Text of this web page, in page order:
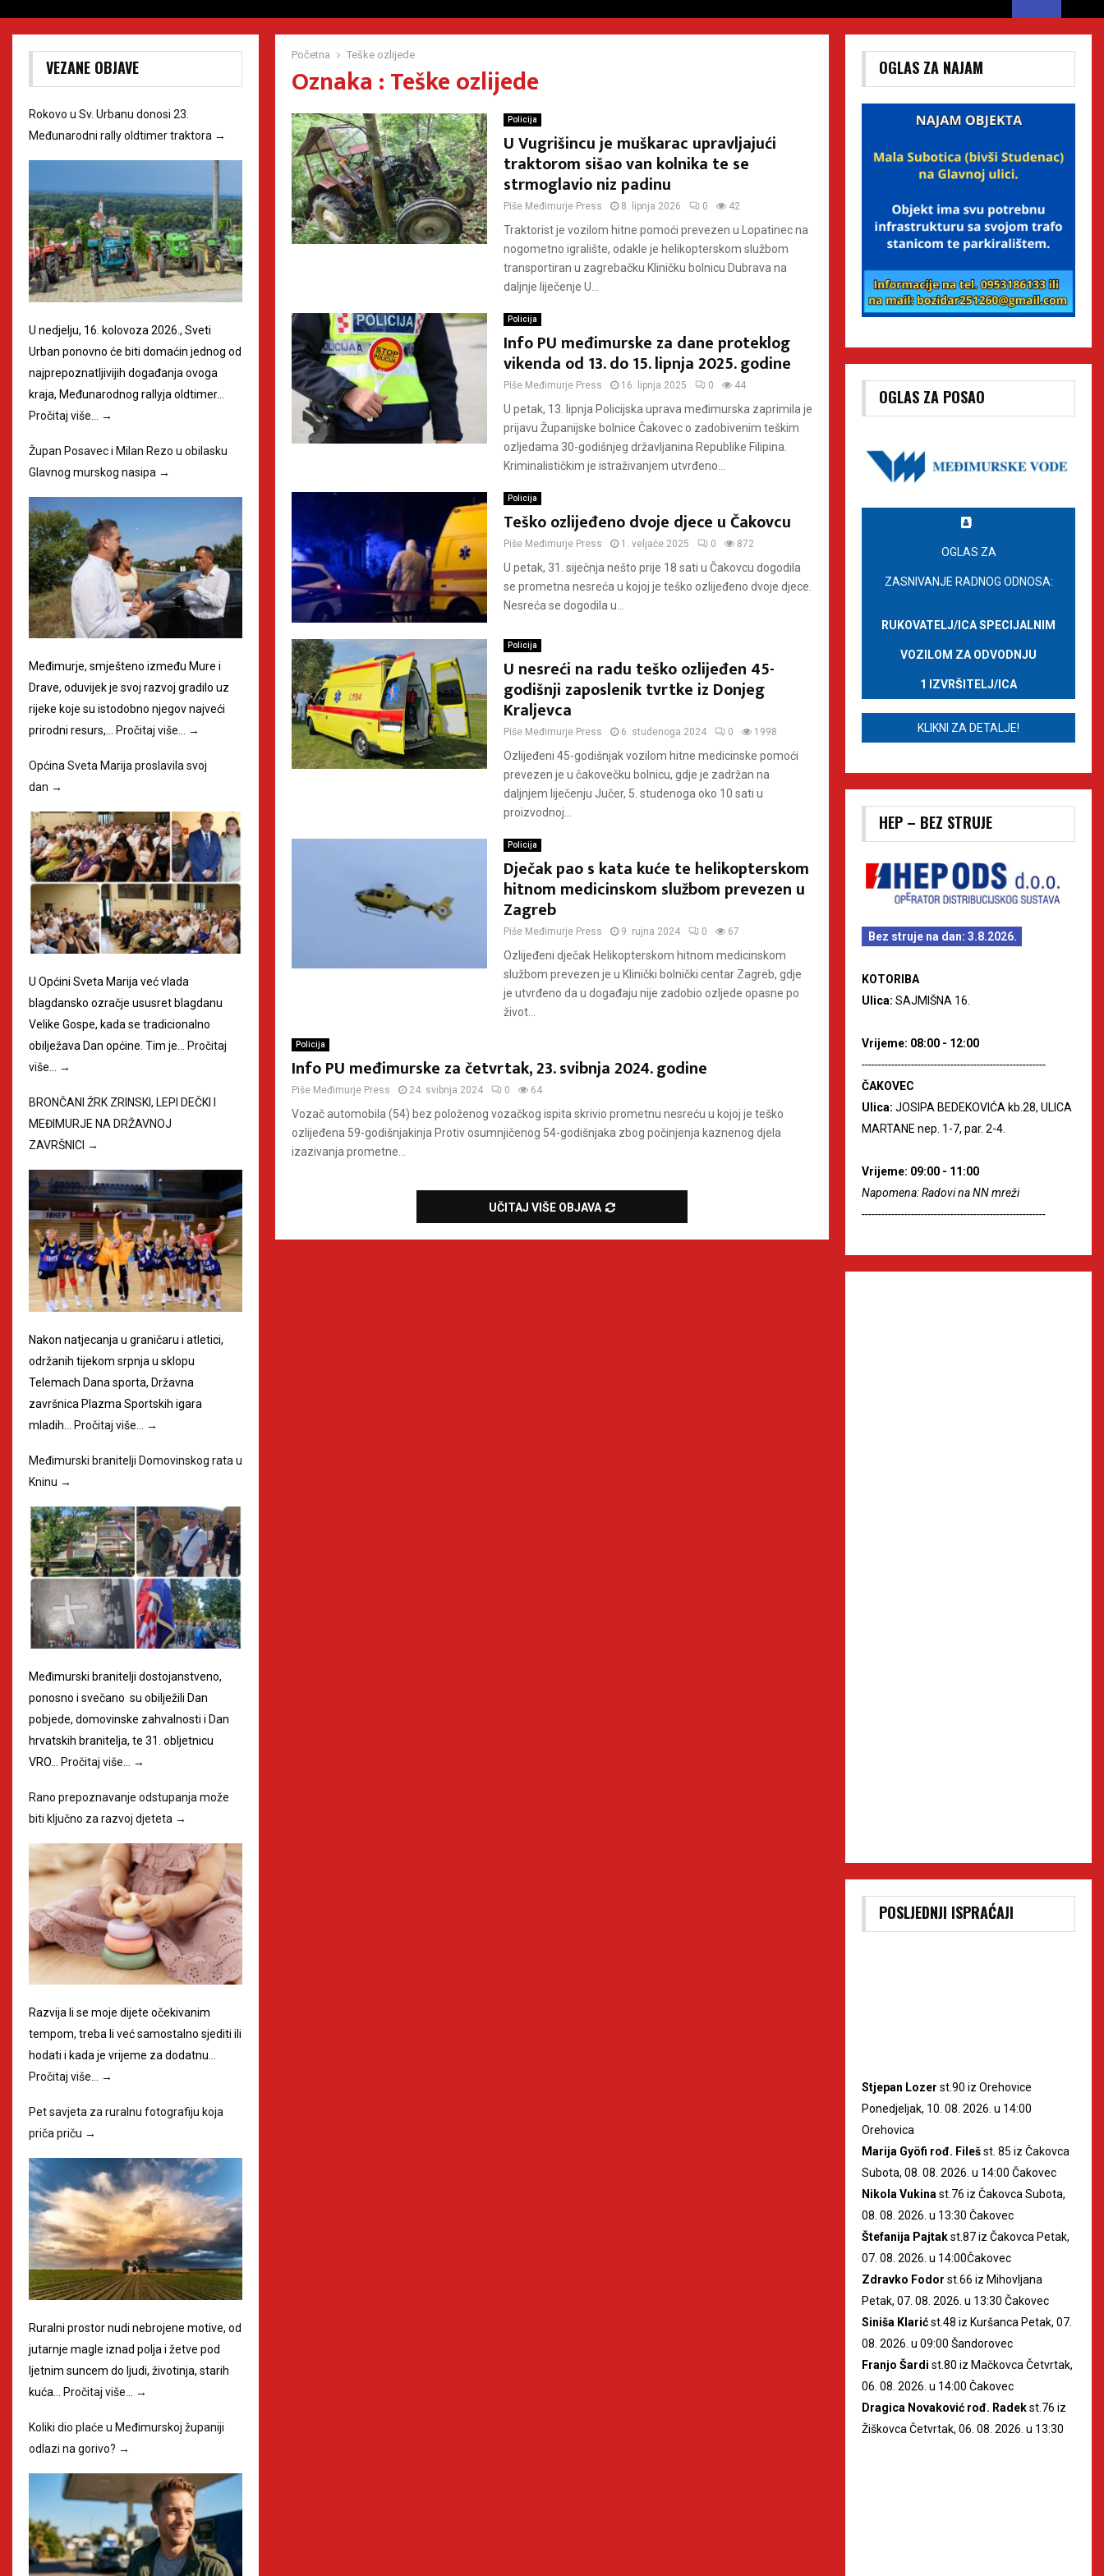
Početna Teške ozlijede
Oznaka : Teške ozlijede
Policija
U Vugrišincu je muškarac upravljajući
traktorom sišao van kolnika te se
strmoglavio niz padinu
Piše Međimurje Press 8. lipnja 2026 0 42
Traktorist je vozilom hitne pomoći prevezen u Lopatinec na
nogometno igralište, odakle je helikopterskom službom
transportiran u zagrebačku Kliničku bolnicu Dubrava na
daljnje liječenje U...
Policija
Info PU međimurske za dane proteklog
vikenda od 13. do 15. lipnja 2025. godine
Piše Međimurje Press 16. lipnja 2025 0 44
U petak, 13. lipnja Policijska uprava međimurska zaprimila je
prijavu Županijske bolnice Čakovec o zadobivenim teškim
ozljedama 30-godišnjeg državljanina Republike Filipina.
Kriminalističkim je istraživanjem utvrđeno...
Policija
Teško ozlijeđeno dvoje djece u Čakovcu
Piše Međimurje Press 1. veljače 2025 0 872
U petak, 31. siječnja nešto prije 18 sati u Čakovcu dogodila
se prometna nesreća u kojoj je teško ozlijeđeno dvoje djece.
Nesreća se dogodila u...
Policija
U nesreći na radu teško ozlijeđen 45-
godišnji zaposlenik tvrtke iz Donjeg
Kraljevca
Piše Međimurje Press 6. studenoga 2024 0 1998
Ozlijeđeni 45-godišnjak vozilom hitne medicinske pomoći
prevezen je u čakovečku bolnicu, gdje je zadržan na
daljnjem liječenju Jučer, 5. studenoga oko 10 sati u
proizvodnoj...
Policija
Dječak pao s kata kuće te helikopterskom
hitnom medicinskom službom prevezen u
Zagreb
Piše Međimurje Press 9. rujna 2024 0 67
Ozlijeđeni dječak Helikopterskom hitnom medicinskom
službom prevezen je u Klinički bolnički centar Zagreb, gdje
je utvrđeno da u događaju nije zadobio ozljede opasne po
život...
Policija
Info PU međimurske za četvrtak, 23. svibnja 2024. godine
Piše Međimurje Press 24. svibnja 2024 0 64
Vozač automobila (54) bez položenog vozačkog ispita skrivio prometnu nesreću u kojoj je teško
ozlijeđena 59-godišnjakinja Protiv osumnjičenog 54-godišnjaka zbog počinjenja kaznenog djela
izazivanja prometne...
UČITAJ VIŠE OBJAVA
VEZANE OBJAVE
Rokovo u Sv. Urbanu donosi 23.
Međunarodni rally oldtimer traktora →
U nedjelju, 16. kolovoza 2026., Sveti
Urban ponovno će biti domaćin jednog od
najprepoznatljivijih događanja ovoga
kraja, Međunarodnog rallyja oldtimer…
Pročitaj više…
→
Župan Posavec i Milan Rezo u obilasku
Glavnog murskog nasipa →
Međimurje, smješteno između Mure i
Drave, oduvijek je svoj razvoj gradilo uz
rijeke koje su istodobno njegov najveći
prirodni resurs,… Pročitaj više… →
Općina Sveta Marija proslavila svoj
dan →
U Općini Sveta Marija već vlada
blagdansko ozračje ususret blagdanu
Velike Gospe, kada se tradicionalno
obilježava Dan općine. Tim je…
Pročitaj
više…
→
BRONČANI ŽRK ZRINSKI, LEPI DEČKI I
MEĐIMURJE NA DRŽAVNOJ
ZAVRŠNICI →
Nakon natjecanja u graničaru i atletici,
održanih tijekom srpnja u sklopu
Telemach Dana sporta, Državna
završnica Plazma Sportskih igara
mladih…
Pročitaj više… →
Međimurski branitelji Domovinskog rata u
Kninu →
Međimurski branitelji dostojanstveno,
ponosno i svečano su obilježili Dan
pobjede, domovinske zahvalnosti i Dan
hrvatskih branitelja, te 31. obljetnicu
VRO… Pročitaj više… →
Rano prepoznavanje odstupanja može
biti ključno za razvoj djeteta →
Razvija li se moje dijete očekivanim
tempom, treba li već samostalno sjediti ili
hodati i kada je vrijeme za dodatnu…
Pročitaj više… →
Pet savjeta za ruralnu fotografiju koja
priča priču →
Ruralni prostor nudi nebrojene motive, od
jutarnje magle iznad polja i žetve pod
ljetnim suncem do ljudi, životinja, starih
kuća…
Pročitaj više… →
Koliki dio plaće u Međimurskoj županiji
odlazi na gorivo? →
OGLAS ZA NAJAM
OGLAS ZA POSAO
OGLAS ZA
ZASNIVANJE RADNOG ODNOSA:
RUKOVATELJ/ICA SPECIJALNIM
VOZILOM ZA ODVODNJU
1 IZVRŠITELJ/ICA
KLIKNI ZA DETALJE!
HEP – BEZ STRUJE
Bez struje na dan: 3.8.2026.
KOTORIBA
Ulica: SAJMIŠNA 16.
Vrijeme: 08:00 - 12:00
--------------------------------------------------------
ČAKOVEC
Ulica: JOSIPA BEDEKOVIĆA kb.28, ULICA
MARTANE nep. 1-7, par. 2-4.
Vrijeme: 09:00 - 11:00
Napomena: Radovi na NN mreži
--------------------------------------------------------
POSLJEDNJI ISPRAĆAJI
Stjepan Lozer st.90 iz Orehovice
Ponedjeljak, 10. 08. 2026. u 14:00
Orehovica
Marija Gyöfi rođ. Filešst. 85 iz Čakovca
Subota, 08. 08. 2026. u 14:00 Čakovec
Nikola Vukina st.76 iz Čakovca Subota,
08. 08. 2026. u 13:30 Čakovec
Štefanija Pajtakst.87 iz Čakovca Petak,
07. 08. 2026. u 14:00Čakovec
Zdravko Fodor st.66 iz Mihovljana
Petak, 07. 08. 2026. u 13:30 Čakovec
Siniša Klarićst.48 iz Kuršanca Petak, 07.
08. 2026. u 09:00 Šandorovec
Franjo Šardi st.80 iz Mačkovca Četvrtak,
06. 08. 2026. u 14:00 Čakovec
Dragica Novaković rođ. Radekst.76 iz
Žiškovca Četvrtak, 06. 08. 2026. u 13:30